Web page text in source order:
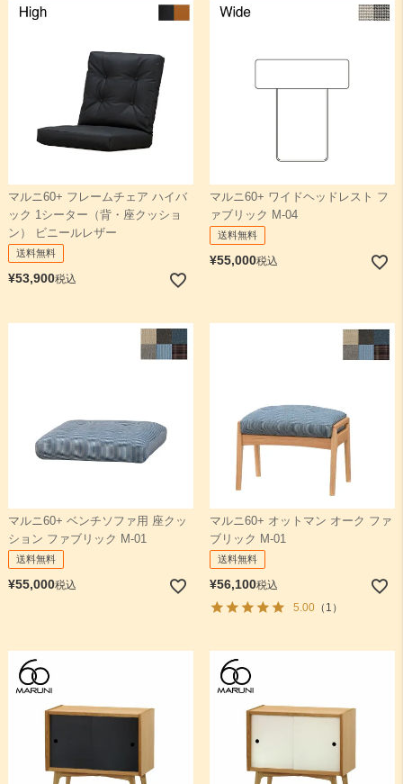
マルニ60+ フレームチェア ハイバ
ック 1シーター（背・座クッショ
ン） ビニールレザー
送料無料
¥53,900税込
マルニ60+ ワイドヘッドレスト フ
ァブリック M-04
送料無料
¥55,000税込
マルニ60+ ベンチソファ用 座クッ
ション ファブリック M-01
送料無料
¥55,000税込
マルニ60+ オットマン オーク ファ
ブリック M-01
送料無料
¥56,100税込
5.00（1）